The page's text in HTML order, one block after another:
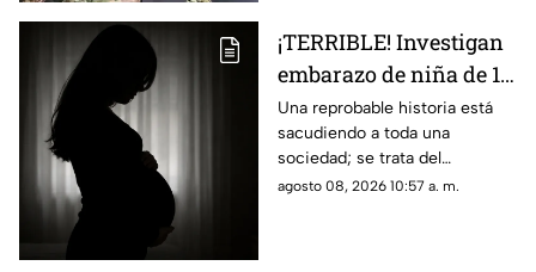
¡TERRIBLE! Investigan
embarazo de niña de 11
años; esto se sabe
(+VIDEO)
Una reprobable historia está
sacudiendo a toda una
sociedad; se trata del
embarazo de una niña de 11
agosto 08, 2026 10:57 a. m.